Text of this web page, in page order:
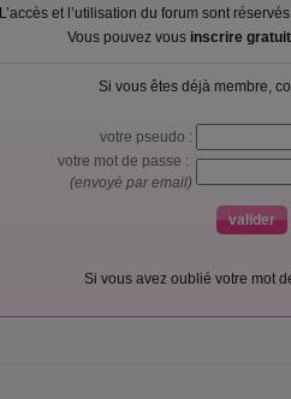
L’accès et l’utilisation du forum sont
Vous pouvez vous inscrire
Si vous êtes déjà membre,
votre pseudo :
votre mot de passe :
(envoyé par email)
Si vous avez oublié votre mot